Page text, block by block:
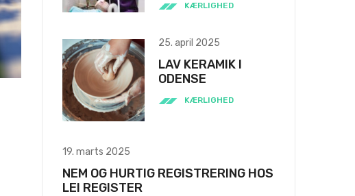
KÆRLIGHED
25. april 2025
LAV KERAMIK I
ODENSE
KÆRLIGHED
19. marts 2025
NEM OG HURTIG REGISTRERING HOS
LEI REGISTER